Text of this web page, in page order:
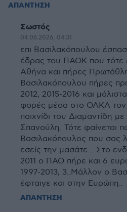
ΑΠΑΝΤΗΣΗ
Σωστός
04.06.2026, 04:31
επι Βασιλακόπουλου
έδρας του ΠΑΟΚ που τότε
Αθήνα και πήρες
Βασιλακόπουλου πήρες
2012, 2015-2016 και
φορές μέσα στο ΟΑΚΑ τον
παιχνίδι του Διαμαντίδη
Σπανούλη. Τότε φαίνεται
Βασιλακόπουλος που σας
εσείς την μασάτε... Στο
2011 ο ΠΑΟ πήρε και 6
1997-2013, 3..Μάλλον ο
έφταιγε και στην Ευρώπη..
ΑΠΑΝΤΗΣΗ